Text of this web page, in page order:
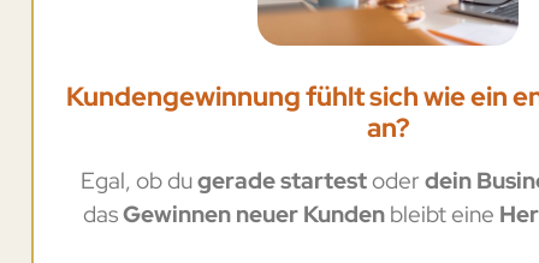
Kundengewinnung fühlt sich wie ein
an?
Egal, ob dugerade startestoderdein
dasGewinnen neuer Kundenbleibt eine